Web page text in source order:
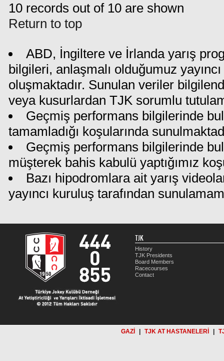
10 records out of 10 are shown
Return to top
ABD, İngiltere ve İrlanda yarış
bilgileri, anlaşmalı olduğumuz
oluşmaktadır. Sunulan veriler
veya kusurlardan TJK sorumlu
Geçmiş performans bilgilerinde
tamamladığı koşularında
Geçmiş performans bilgilerinde
müşterek bahis kabulü yaptığımız
Bazı hipodromlara ait yarış
yayıncı kuruluş tarafından
TJK
History
TJK Presidents
Board Members
Racecourses
Contact
GAZİ TJK AT HASTANELERİ